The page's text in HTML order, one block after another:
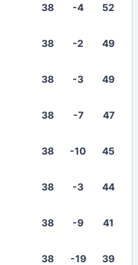
38 -4 52
38 -2 49
38 -3 49
38 -7 47
38 -10 45
38 -3 44
38 -9 41
38 -19 39